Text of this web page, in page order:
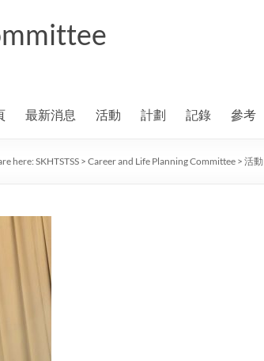
最新消息 活動 計劃 記錄 參考
here:SKHTSTSS > Career and Life Planning Committee > 活動